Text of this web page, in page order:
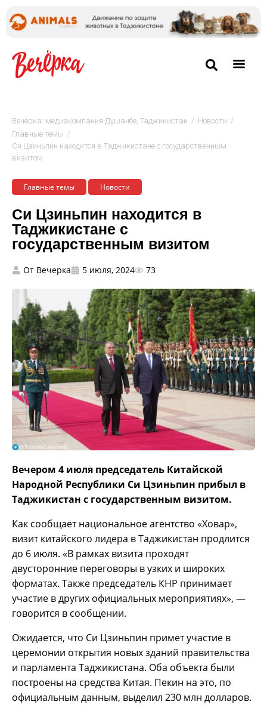
Вечёрка: медиакомпания Душанбе, Таджикистан / Новости /
Главные темы /
Си Цзиньпин находится в Таджикистане с государственным
визитом
Главные темы Новости
Си Цзиньпин находится в
Таджикистане с
государственным визитом
От Вечерка 5 июля, 2024 73
Вечером 4 июля председатель Китайской
Народной Республики Си Цзиньпин прибыл в
Таджикистан с государственным визитом.
Как сообщает национальное агентство «Ховар»,
визит китайского лидера в Таджикистан продлится
до 6 июля. «В рамках визита проходят
двусторонние переговоры в узких и широких
форматах. Также председатель КНР принимает
участие в других официальных мероприятиях», —
говорится в сообщении.
Ожидается, что Си Цзиньпин примет участие в
церемонии открытия новых зданий правительства
и парламента Таджикистана. Оба объекта были
построены на средства Китая. Пекин на это, по
официальным данным, выделил 230 млн долларов.